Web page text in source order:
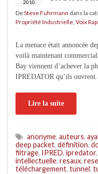
2010
DeSteve Fuhrmann dans la
Propriété Industrielle Voix
La menace était annoncée
voilà maintenant
Bay viennent d’achever la
IPREDATOR qu’ils ouvrent
Lire la suite
anonyme, auteurs,
deep packet, définition,
filtrage, IPRED, ipredator,
intellectuelle, resaux,
téléchargement, tunnel,